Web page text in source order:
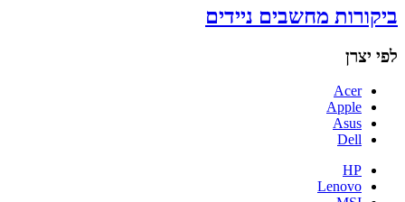
ביקורות מחשבים ניידים
לפי יצרן
Acer
Apple
Asus
Dell
HP
Lenovo